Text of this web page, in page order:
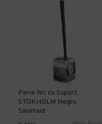
Perie Wc cu Suport
STOKHOLM Negru
Sanimaid